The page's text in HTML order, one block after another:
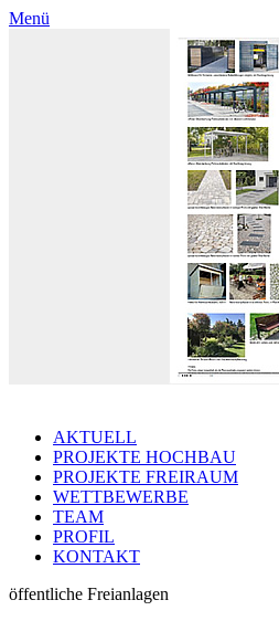
Menü
AKTUELL
PROJEKTE HOCHBAU
PROJEKTE FREIRAUM
WETTBEWERBE
TEAM
PROFIL
KONTAKT
öffentliche Freianlagen